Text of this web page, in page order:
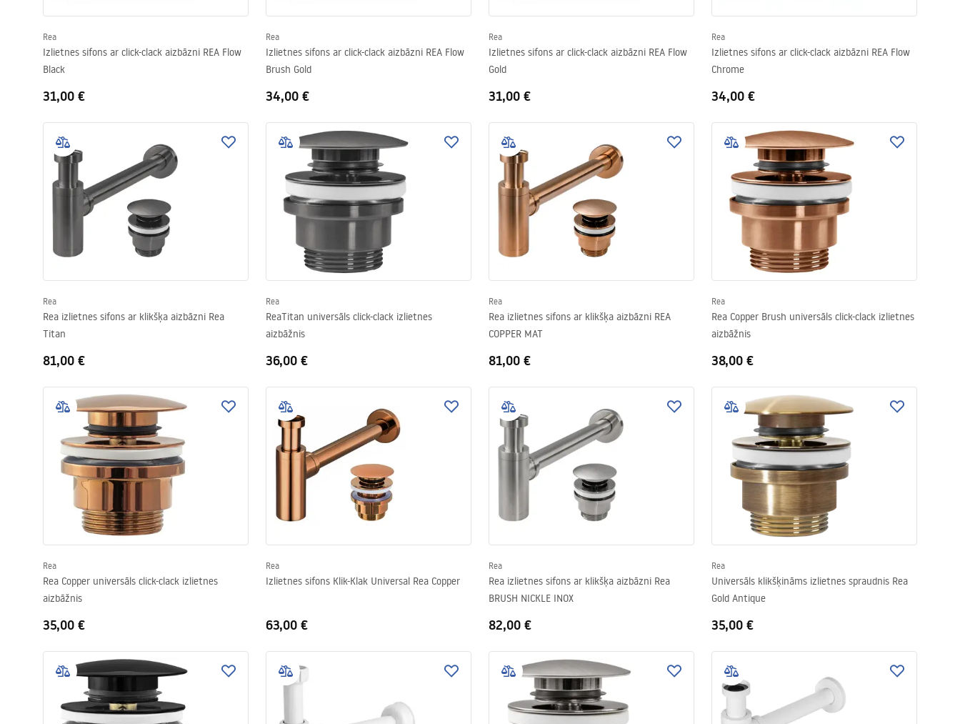
Rea
Izlietnes sifons ar click-clack aizbāzni REA Flow
Black
31,00 €
Rea
Izlietnes sifons ar click-clack aizbāzni REA Flow
Brush Gold
34,00 €
Rea
Izlietnes sifons ar click-clack aizbāzni REA Flow
Gold
31,00 €
Rea
Izlietnes sifons ar click-clack aizbāzni REA Flow
Chrome
34,00 €
Rea
Rea izlietnes sifons ar klikšķa aizbāzni Rea
Titan
81,00 €
Rea
ReaTitan universāls click-clack izlietnes
aizbāžnis
36,00 €
Rea
Rea izlietnes sifons ar klikšķa aizbāzni REA
COPPER MAT
81,00 €
Rea
Rea Copper Brush universāls click-clack izlietnes
aizbāžnis
38,00 €
Rea
Rea Copper universāls click-clack izlietnes
aizbāžnis
35,00 €
Rea
Izlietnes sifons Klik-Klak Universal Rea Copper
63,00 €
Rea
Rea izlietnes sifons ar klikšķa aizbāzni Rea
BRUSH NICKLE INOX
82,00 €
Rea
Universāls klikšķināms izlietnes spraudnis Rea
Gold Antique
35,00 €